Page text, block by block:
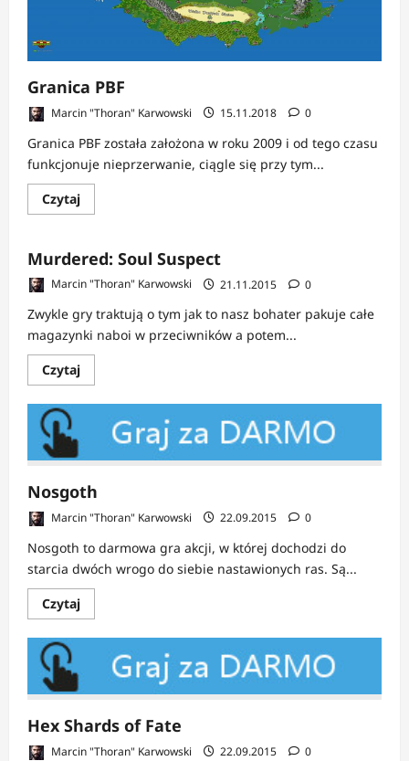
Granica PBF
Marcin "Thoran" Karwowski 15.11.2018 0
Granica PBF została założona w roku 2009 i od tego czasu
funkcjonuje nieprzerwanie, ciągle się przy tym...
CzytajDowiedz
się
Granica
PBF
Murdered: Soul Suspect
Marcin "Thoran" Karwowski 21.11.2015 0
Zwykle gry traktują o tym jak to nasz bohater pakuje całe
magazynki naboi w przeciwników a potem...
CzytajDowiedz
się
o
Murdered:
Suspect
Nosgoth
Marcin "Thoran" Karwowski 22.09.2015 0
Nosgoth to darmowa gra akcji, w której dochodzi do
starcia dwóch wrogo do siebie nastawionych ras. Są...
CzytajDowiedz
się
o
Nosgoth
Hex Shards of Fate
Marcin "Thoran" Karwowski 22.09.2015 0